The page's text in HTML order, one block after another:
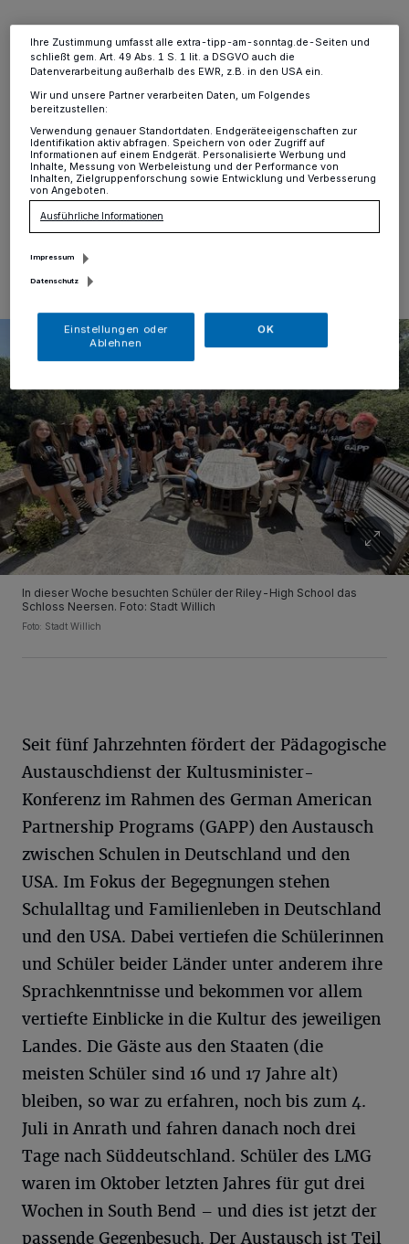
auf Schloss Neersen: Bürgermeister Christian Pakusch
empfing in dieser Woche 13 amerikanische Schüler,
drei amerikanische Lehrer sowie 14 deutsche Schüler
und zwei ebenfalls heimische Lehrer: Die Gruppe von
der Riley High School aus South Bend (Indiana) sind im
Rahmen des „GAPP“-Programms Gast des Lise-
Meitner-Gymnasiums (LMG).
25.06.2026 , 09:28 Uhr Eine Minute Lesezeit
In dieser Woche besuchten Schüler der Riley-High School das
Schloss Neersen. Foto: Stadt Willich
Foto: Stadt Willich
Seit fünf Jahrzehnten fördert der Pädagogische
Austauschdienst der Kultusminister-
Konferenz im Rahmen des German American
Partnership Programs (GAPP) den Austausch
zwischen Schulen in Deutschland und den
USA. Im Fokus der Begegnungen stehen
Schulalltag und Familienleben in Deutschland
und den USA. Dabei vertiefen die Schülerinnen
und Schüler beider Länder unter anderem ihre
Sprachkenntnisse und bekommen vor allem
vertiefte Einblicke in die Kultur des jeweiligen
Landes. Die Gäste aus den Staaten (die
meisten Schüler sind 16 und 17 Jahre alt)
bleiben, so war zu erfahren, noch bis zum 4.
Juli in Anrath und fahren danach noch drei
Tage nach Süddeutschland. Schüler des LMG
waren im Oktober letzten Jahres für gut drei
Wochen in South Bend – und dies ist jetzt der
passende Gegenbesuch. Der Austausch ist Teil
Ihre Zustimmung umfasst alle extra-tipp-am-sonntag.de-Seiten und
schließt gem. Art. 49 Abs. 1 S. 1 lit. a DSGVO auch die
Datenverarbeitung außerhalb des EWR, z.B. in den USA ein.
Wir und unsere Partner verarbeiten Daten, um Folgendes
bereitzustellen:
Verwendung genauer Standortdaten. Endgeräteeigenschaften zur
Identifikation aktiv abfragen. Speichern von oder Zugriff auf
Informationen auf einem Endgerät. Personalisierte Werbung und
Inhalte, Messung von Werbeleistung und der Performance von
Inhalten, Zielgruppenforschung sowie Entwicklung und Verbesserung
von Angeboten.
Ausführliche Informationen
Impressum
Datenschutz
Einstellungen oder
Ablehnen
OK